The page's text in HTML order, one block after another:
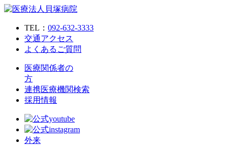
TEL： 092-632-3333
交通アクセス
よくあるご質問
医療関係者の
方
連携医療機関検索
採用情報
外来